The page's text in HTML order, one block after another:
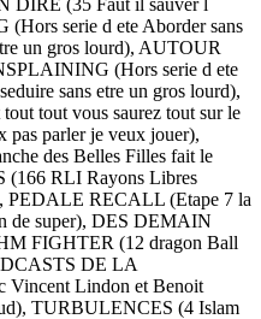
DIRE (35 Faut il sauver l
serie d ete Aborder sans
un gros lourd), AUTOUR
(Hors serie d ete
sans etre un gros lourd),
tout vous saurez tout sur le
parler je veux jouer),
des Belles Filles fait le
(166 RLI Rayons Libres
PEDALE RECALL (Etape 7 la
de super), DES DEMAIN
FIGHTER (12 dragon Ball
DE LA
Lindon et Benoit
TURBULENCES (4 Islam